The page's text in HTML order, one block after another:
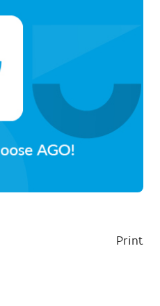
Print